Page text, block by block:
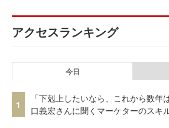
アクセスランキング
今日
1
「下剋上したいなら、これから数年
口義宏さんに聞くマーケターのスキ